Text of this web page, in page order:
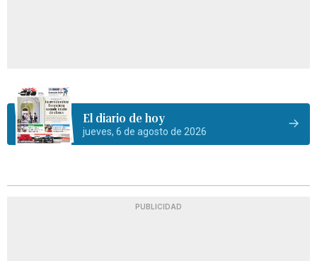
El diario de hoy
jueves, 6 de agosto de 2026
PUBLICIDAD